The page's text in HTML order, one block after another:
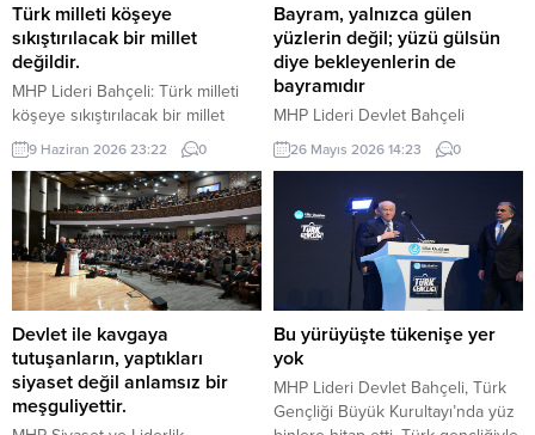
Türk milleti köşeye
sıkıştırılacak bir millet
değildir.
MHP Lideri Bahçeli: Türk milleti
köşeye sıkıştırılacak bir millet
değildir. Türk milleti, karşısına
yedi düvel de dizilse tarih
sahnesinden silinecek bir millet
değildir. Türkiye, ham hayaller
kurulup çizilen haritaların
kenarına sıkıştırılacak, eline bir
avuç toprak verilip denizlerinden
koparılacak bir ülke değildir.
Devlet Bahçeli MHP TBMM Grup
Toplantısı’nda Türkiye’nin
gündemine ve...
9 Haziran 2026 23:22 0
Bayram, yalnızca gülen
yüzlerin değil; yüzü gülsün
diye bekleyenlerin de
bayramıdır
MHP Lideri Devlet Bahçeli
“Bugün bizlere düşen, bayramın
manasını yalnızca kendi
mübarek iklimi yetimin başını
okşayan ele, yoksulun sofrasına
uzanan lokmaya, yaşlının duasını
alan güler yüze, yalnızın kapısını
çalan muhabbete dönüştürmektir.
Çünkü bayram, yalnızca gülen
yüzlerin değil; yüzü gülsün diye
bekleyenlerin de bayramıdır.
Bayram, yalnızca varlık içinde...
26 Mayıs 2026 14:23 0
Devlet ile kavgaya
tutuşanların, yaptıkları
siyaset değil anlamsız bir
meşguliyettir.
Bu yürüyüşte tükenişe yer
yok
MHP Lideri Devlet Bahçeli, Türk
Gençliği Büyük Kurultayı’nda yüz